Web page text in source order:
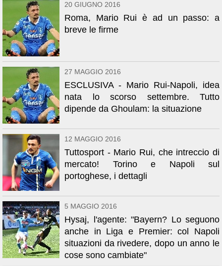
20 GIUGNO 2016
Roma, Mario Rui è ad un passo: a
breve le firme
27 MAGGIO 2016
ESCLUSIVA - Mario Rui-Napoli, idea
nata lo scorso settembre. Tutto
dipende da Ghoulam: la situazione
12 MAGGIO 2016
Tuttosport - Mario Rui, che intreccio di
mercato! Torino e Napoli sul
portoghese, i dettagli
5 MAGGIO 2016
Hysaj, l'agente: "Bayern? Lo seguono
anche in Liga e Premier: col Napoli
situazioni da rivedere, dopo un anno le
cose sono cambiate"